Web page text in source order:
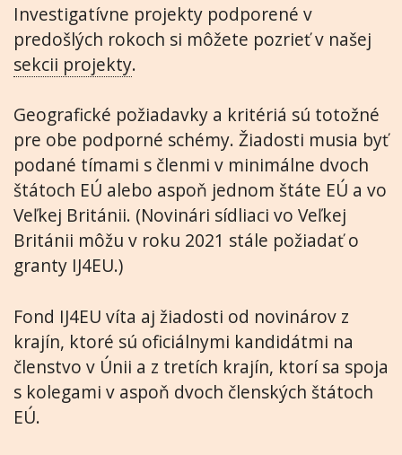
Investigatívne projekty podporené v
predošlých rokoch si môžete pozrieť v našej
sekcii projekty.
Geografické požiadavky a kritériá sú totožné
pre obe podporné schémy. Žiadosti musia byť
podané tímami s členmi v minimálne dvoch
štátoch EÚ alebo aspoň jednom štáte EÚ a vo
Veľkej Británii. (Novinári sídliaci vo Veľkej
Británii môžu v roku 2021 stále požiadať o
granty IJ4EU.)
Fond IJ4EU víta aj žiadosti od novinárov z
krajín, ktoré sú oficiálnymi kandidátmi na
členstvo v Únii a z tretích krajín, ktorí sa spoja
s kolegami v aspoň dvoch členských štátoch
EÚ.